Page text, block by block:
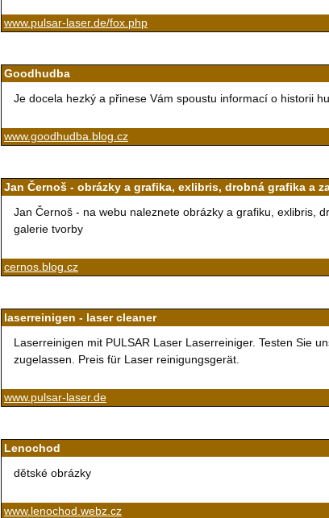
www.pulsar-laser.de/fox.php
Goodhudba
Je docela hezký a přinese Vám spoustu informací o historii
www.goodhudba.blog.cz
Jan Černoš - obrázky a grafika, exlibris, drobná grafika a
Jan Černoš - na webu naleznete obrázky a grafiku, exlibris,
galerie tvorby
cernos.blog.cz
laserreinigen - laser cleaner
Laserreinigen mit PULSAR Laser Laserreiniger. Testen Sie
zugelassen. Preis für Laser reinigungsgerät.
www.pulsar-laser.de
Lenochod
dětské obrázky
www.lenochod.webz.cz